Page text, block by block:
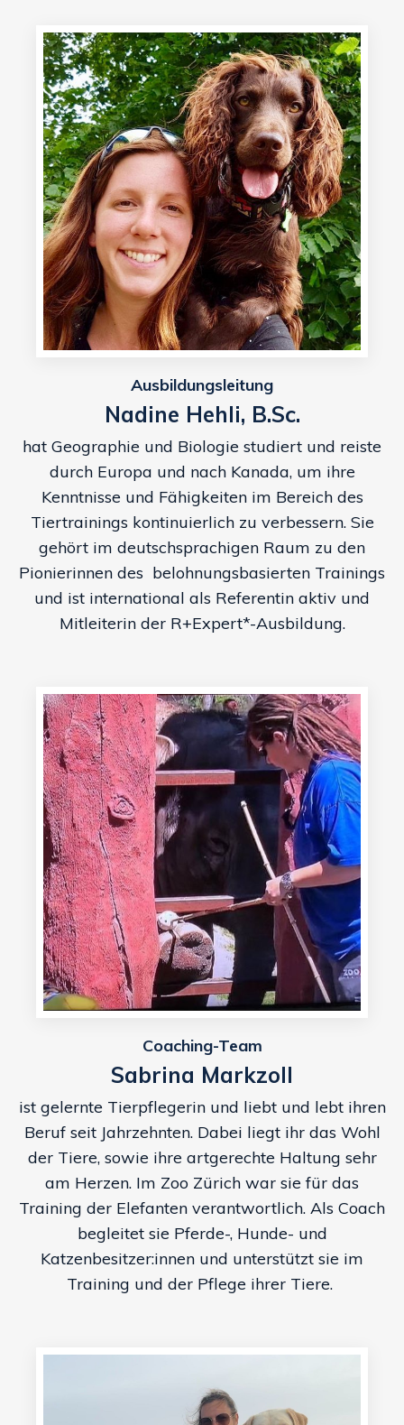
Ausbildungsleitung
Nadine Hehli, B.Sc.
hat Geographie und Biologie studiert und reiste
durch Europa und nach Kanada, um ihre
Kenntnisse und Fähigkeiten im Bereich des
Tiertrainings kontinuierlich zu verbessern. Sie
gehört im deutschsprachigen Raum zu den
Pionierinnen des belohnungsbasierten Trainings
und ist international als Referentin aktiv und
Mitleiterin der R+Expert*-Ausbildung.
Coaching-Team
Sabrina Markzoll
ist gelernte Tierpflegerin und liebt und lebt ihren
Beruf seit Jahrzehnten. Dabei liegt ihr das Wohl
der Tiere, sowie ihre artgerechte Haltung sehr
am Herzen. Im Zoo Zürich war sie für das
Training der Elefanten verantwortlich. Als Coach
begleitet sie Pferde-, Hunde- und
Katzenbesitzer:innen und unterstützt sie im
Training und der Pflege ihrer Tiere.